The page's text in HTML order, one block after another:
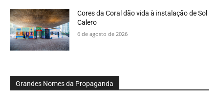
Cores da Coral dão vida à instalação de Sol
Calero
6 de agosto de 2026
Grandes Nomes da Propaganda